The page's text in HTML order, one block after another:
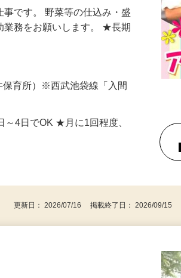
事です。 野菜等の仕込み・盛
業務をお願いします。 ★長期
保育所）※西武池袋線「入間
～4日でOK ★月に1回程度、